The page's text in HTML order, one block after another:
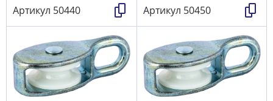
Артикул 50440
Артикул 50450